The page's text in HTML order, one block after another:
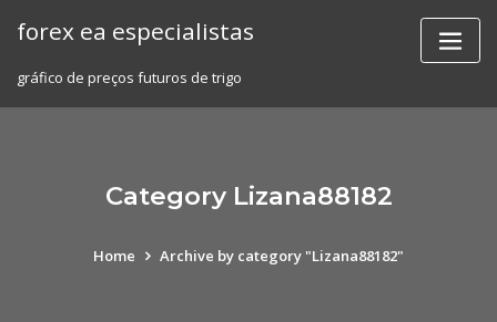
forex ea especialistas
gráfico de preços futuros de trigo
Category Lizana88182
Home Archive by category "Lizana88182"